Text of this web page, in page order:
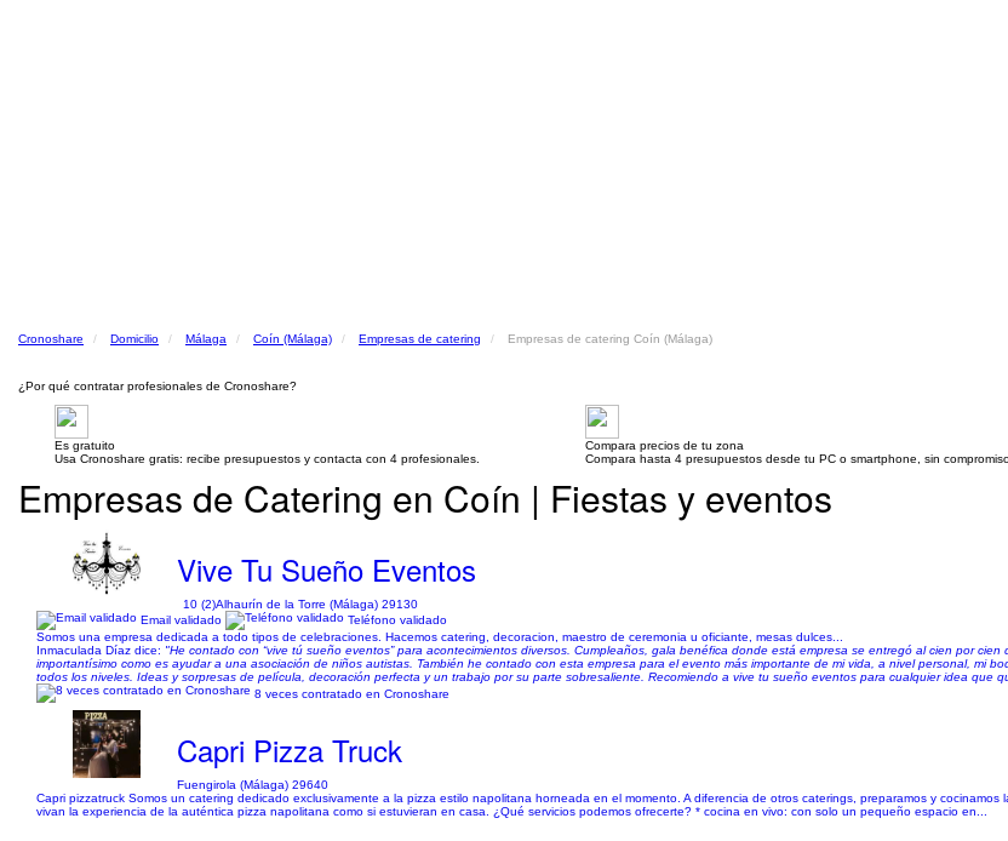
Cronoshare Domicilio Málaga Coín (Málaga) Empresas de catering Empresas de catering Coín (Málaga)
¿Por qué contratar profesionales de Cronoshare?
Es gratuito
Usa Cronoshare gratis: recibe presupuestos y contacta con 4 profesionales.
Compara precios de tu zona
Compara hasta 4 presupuestos desde tu PC o smartphone, sin
Empresas de Catering en Coín | Fiestas y eventos
Vive Tu Sueño Eventos
10 (2)Alhaurín de la Torre (Málaga) 29130
Email validado
Teléfono validado
Somos una empresa dedicada a todo tipos de celebraciones. Hacemos catering, decoracion, maestro de ceremonia u oficiante, mesas dulces...
Inmaculada Díaz dice: "He contado con “vive tú sueño eventos” para acontecimientos diversos. Cumpleaños, gala benéfica donde está empresa se entregó al cien por
importantísimo como es ayudar a una asociación de niños autistas. También he contado con esta empresa para el evento más importante de mi vida, a nivel personal, mi
todos los niveles. Ideas y sorpresas de película, decoración perfecta y un trabajo por su parte sobresaliente. Recomiendo a vive tu sueño eventos para cualquier idea que
8 veces contratado en Cronoshare
Capri Pizza Truck
Fuengirola (Málaga) 29640
Capri pizzatruck Somos un catering dedicado exclusivamente a la pizza estilo napolitana horneada en el momento. A diferencia de otros caterings, preparamos y
vivan la experiencia de la auténtica pizza napolitana como si estuvieran en casa. ¿Qué servicios podemos ofrecerte? * cocina en vivo: con solo un pequeño espacio en...